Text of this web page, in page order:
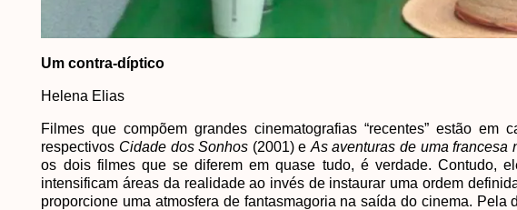
Um contra-díptico
Helena Elias
Filmes que compõem grandes cinematografias “recentes” estão
respectivos Cidade dos Sonhos (2001) e As aventuras de uma francesa
os dois filmes que se diferem em quase tudo, é verdade. Contudo,
intensificam áreas da realidade ao invés de instaurar uma ordem
proporcione uma atmosfera de fantasmagoria na saída do cinema.